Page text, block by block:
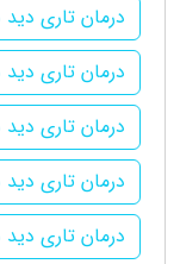
درمان تاری
درمان تاری
درمان تاری
درمان تاری دید
درمان تاری